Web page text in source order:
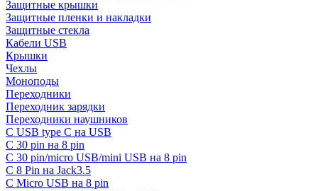
Защитные крышки
Защитные пленки и накладки
Защитные стекла
Кабели USB
Крышки
Чехлы
Моноподы
Переходники
Переходник зарядки
Переходники наушников
С USB type C на USB
С 30 pin на 8 pin
С 30 pin/micro USB/mini USB на 8 pin
С 8 Pin на Jack3.5
С Micro USB на 8 pin